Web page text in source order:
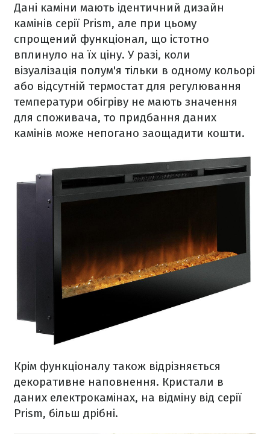
Дані каміни мають ідентичний дизайн
камінів серії Prism, але при цьому
спрощений функціонал, що істотно
вплинуло на їх ціну. У разі, коли
візуалізація полум'я тільки в одному кольорі
або відсутній термостат для регулювання
температури обігріву не мають значення
для споживача, то придбання даних
камінів може непогано заощадити кошти.
Крім функціоналу також відрізняється
декоративне наповнення. Кристали в
даних електрокамінах, на відміну від серії
Prism, більш дрібні.